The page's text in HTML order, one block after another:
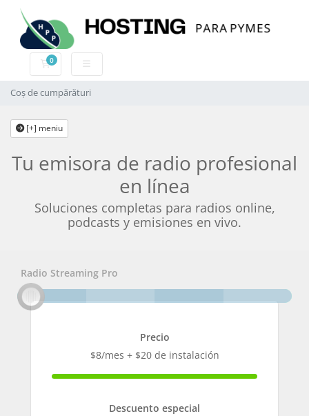
0
Coș de cumpărături
Coș de cumpărături
[+] meniu
Tu emisora de radio profesional
en línea
Soluciones completas para radios online,
podcasts y emisiones en vivo.
Radio Streaming Pro
Precio
$8/mes + $20 de instalación
100% Complete
Descuento especial